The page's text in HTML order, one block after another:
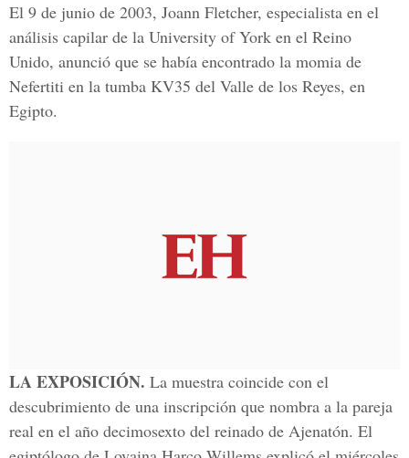
El 9 de junio de 2003, Joann Fletcher, especialista en el
análisis capilar de la University of York en el Reino
Unido, anunció que se había encontrado la momia de
Nefertiti en la tumba KV35 del Valle de los Reyes, en
Egipto.
LA EXPOSICIÓN. La muestra coincide con el
descubrimiento de una inscripción que nombra a la pareja
real en el año decimosexto del reinado de Ajenatón. El